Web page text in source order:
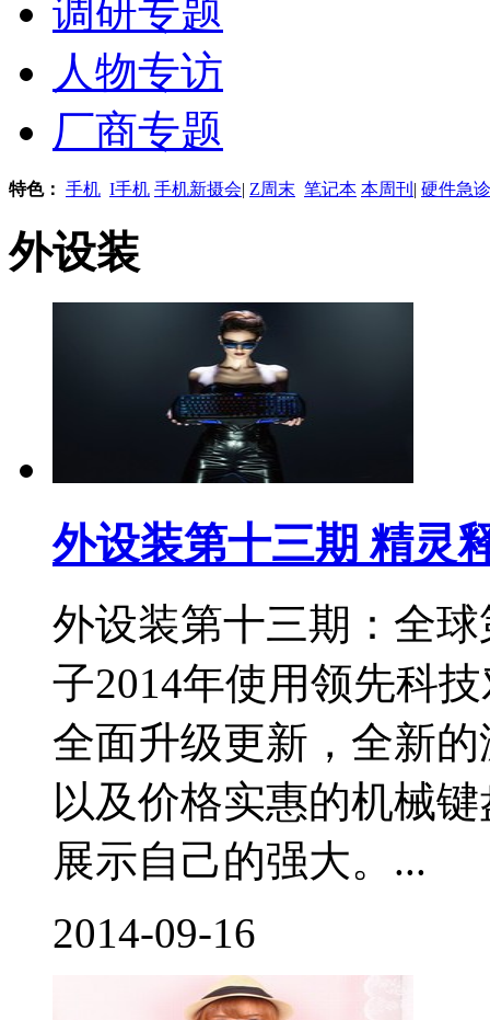
调研专题
人物专访
厂商专题
特色： 手机 I手机 手机新摄会| Z周末 笔记本 本周刊 | 硬件急
外设装
外设装第十三期 精灵
外设装第十三期：全
子2014年使用领先科
全面升级更新，全新
以及价格实惠的机械
展示自己的强大。...
2014-09-16